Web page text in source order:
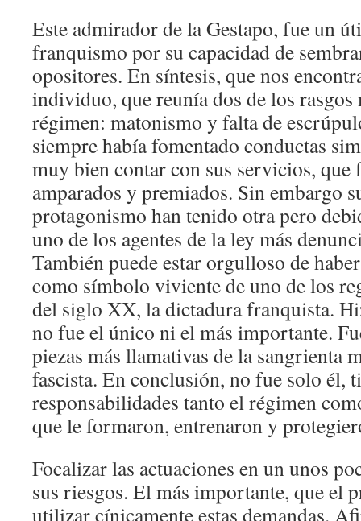
Este admirador de la Gestapo, fue un
franquismo por su capacidad de
opositores. En síntesis, que nos
individuo, que reunía dos de los rasgos
régimen: matonismo y falta de
siempre había fomentado conductas
muy bien contar con sus servicios, que
amparados y premiados. Sin embargo
protagonismo han tenido otra pero
uno de los agentes de la ley más
También puede estar orgulloso de
como símbolo viviente de uno de los
del siglo XX, la dictadura franquista.
no fue el único ni el más importante.
piezas más llamativas de la sangrienta
fascista. En conclusión, no fue solo él,
responsabilidades tanto el régimen
que le formaron, entrenaron y
Focalizar las actuaciones en un unos
sus riesgos. El más importante, que el
utilizar cínicamente estas demandas.